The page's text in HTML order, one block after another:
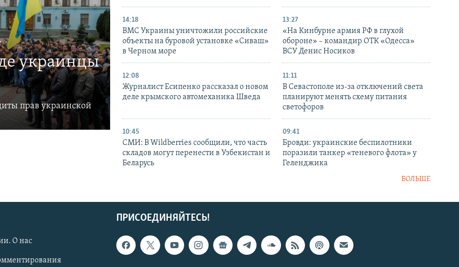
украинцы
прав украинской
14:18
ВМС Украины уничтожили российские
объекты на буровой установке «Сиваш»
в Черном море
13:27
«На Кинбурне армия РФ в глухой
обороне» – командир ОТК «Одесса»
ВСУ Денис Носиков
12:08
Журналист Есипенко рассказал о новом
деле крымского автомеханика Шведа
11:11
В Севастополе из-за отключений света
планируют менять схему питания
светофоров
10:45
СМИ: В Wildberries сообщили, что часть
складов могут перенести в Узбекистан и
Беларусь
09:41
Бровди: украинские беспилотники
поразили танкер «теневого флота» у
Геленджика
БОЛЬШЕ
ПРИСОЕДИНЯЙТЕСЬ!
О нас